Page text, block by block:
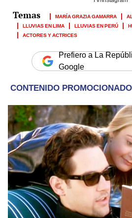
MARÍA GRAZIA GAMARRA
LLUVIAS EN LIMA
LLUVIAS EN PERÚ
ACTORES Y ACTRICES
Prefiero a La
Google